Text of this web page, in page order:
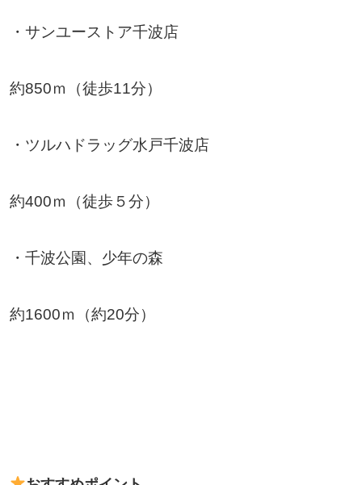
・サンユーストア千波店
約850ｍ（徒歩11分）
・ツルハドラッグ水戸千波店
約400ｍ（徒歩５分）
・千波公園、少年の森
約1600ｍ（約20分）